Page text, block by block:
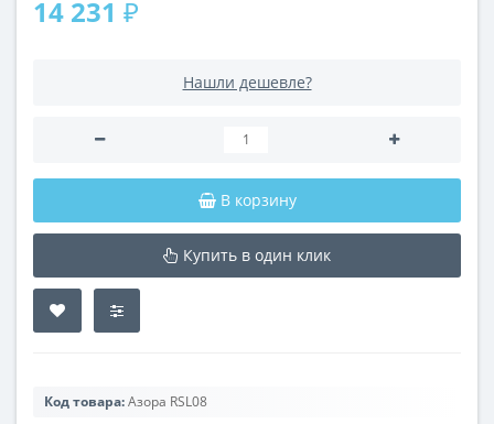
14 231 ₽
Нашли дешевле?
В корзину
Купить в один клик
Код товара:Азора RSL08